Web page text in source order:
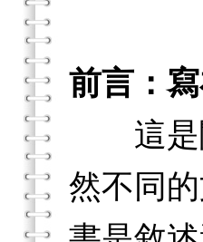
前言：
這是關
然不同